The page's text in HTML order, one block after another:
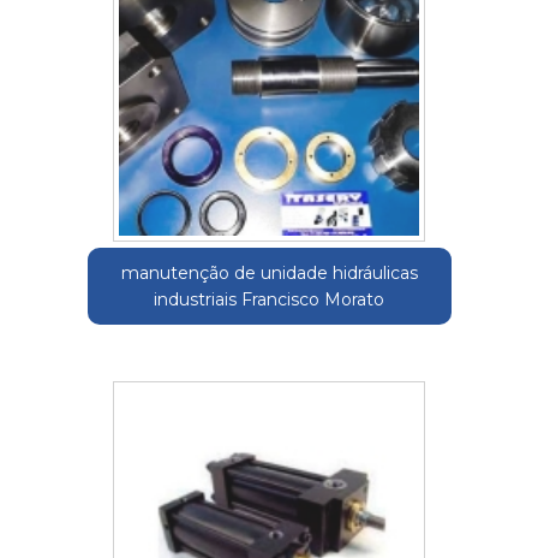
manutenção de unidade hidráulicas
industriais Francisco Morato